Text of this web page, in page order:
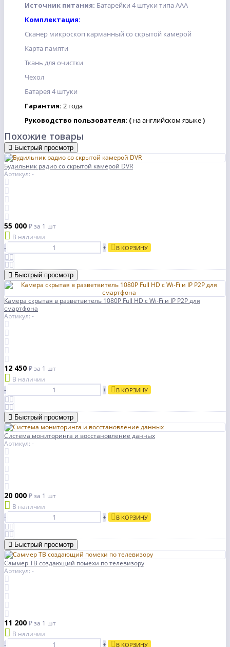
Источник питания: Батарейки 4 штуки типа AAA
Комплектация:
Сканер микроскоп карманный со скрытой камерой
Карта памяти
Ткань для очистки
Чехол
Батарея 4 штуки
Гарантия: 2 года
Руководство пользователя: ( на английском языке)
Похожие товары
Быстрый просмотр
Будильник радио со скрытой камерой DVR
Артикул: -
55 000 ₽за 1 шт
В наличии
-
+ В КОРЗИНУ
Быстрый просмотр
Камера скрытая в разветвитель 1080P Full HD с Wi-Fi и IP P2P для
смартфона
Артикул: -
12 450 ₽за 1 шт
В наличии
-
+ В КОРЗИНУ
Быстрый просмотр
Система мониторинга и восстановление данных
Артикул: -
20 000 ₽за 1 шт
В наличии
-
+ В КОРЗИНУ
Быстрый просмотр
Саммер ТВ создающий помехи по телевизору
Артикул: -
11 200 ₽за 1 шт
В наличии
-
+ В КОРЗИНУ